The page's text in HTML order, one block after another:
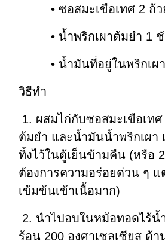
• ซอสมะเขือเทศ 2 ถ้ว
• น้ำพริกเผาต้มยำ 1 ช้
• น้ำมันที่อยู่ในพริกเผา
วิธีทำ
1. ผสมไก่กับซอสมะเขือเทศ
ต้มยำ และน้ำมันน้ำพริกเผา
ทิ้งไว้ในตู้เย็นข้ามคืน (หรือ
ต้องการความอร่อยด่วน ๆ
เข้มข้นเข้าเนื้อมาก)
2. นำไปอบในหม้อทอดไร้น้
ร้อน 200 องศาเซลเซียส ด้